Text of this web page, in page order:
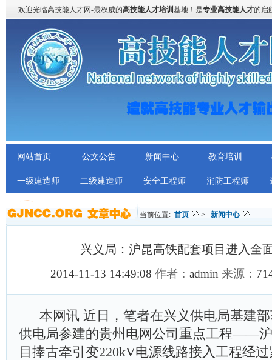
欢迎光临高技能人才网-最权威的高技能人才培训 基地！是专业高技能人才的启
网站首页 公文公告 新闻中心 教育培训
一级建造师 二级建造师 安全工程师 消防工程师
当前位置: 首页 > 新闻中心
兴义局：沪昆高铁配套项目进入全
2014-11-13 14:49:08 作者： admin 来源：
本网讯 近日，笔者在兴义供电局基建
供电局参建的贵州电网公司重点工程——
目捧古牵引变220kV电源线路接入工程经